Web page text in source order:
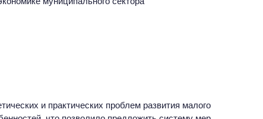
и практических проблем развития малого